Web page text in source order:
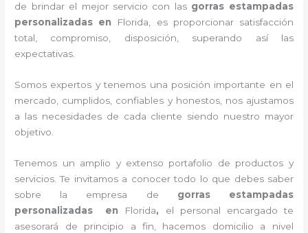
de brindar el mejor servicio con las gorras estampadas
personalizadas en Florida, es proporcionar satisfacción
total, compromiso, disposición, superando así las
expectativas.
Somos expertos y tenemos una posición importante en el
mercado, cumplidos, confiables y honestos, nos ajustamos
a las necesidades de cada cliente siendo nuestro mayor
objetivo.
Tenemos un amplio y extenso portafolio de productos y
servicios. Te invitamos a conocer todo lo que debes saber
sobre la empresa de gorras estampadas
personalizadas
en Florida, el personal encargado te
asesorará de principio a fin, hacemos domicilio a nivel